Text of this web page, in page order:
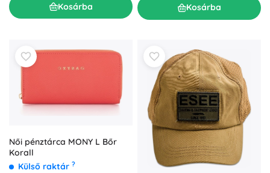
Kosárba Kosárba
Női pénztárca MONY L Bőr
Korall
Külső raktár ?